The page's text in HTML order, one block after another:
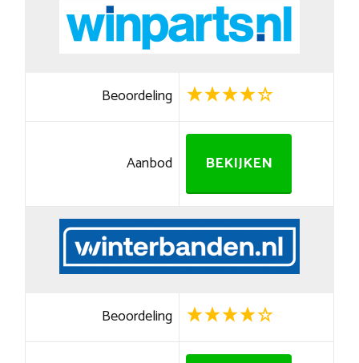
Beoordeling
Aanbod BEKIJKEN
Beoordeling